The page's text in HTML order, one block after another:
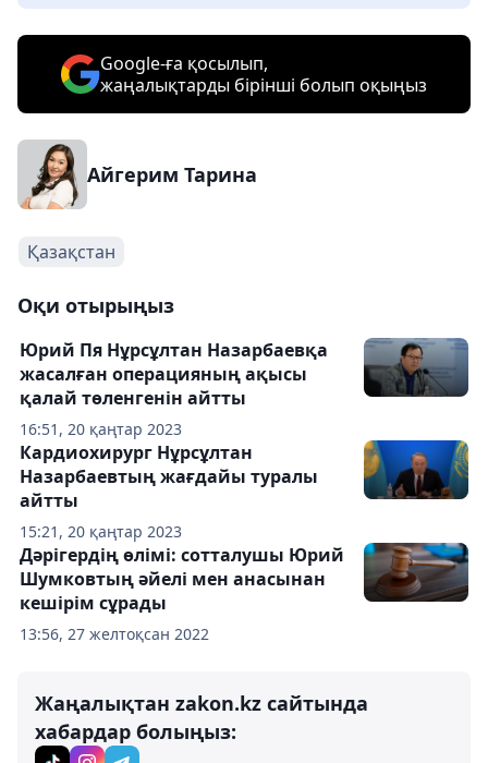
Google-ға қосылып,
жаңалықтарды бірінші болып оқыңыз
Айгерим Тарина
Қазақстан
Оқи отырыңыз
16:51, 20 қаңтар 2023
Юрий Пя Нұрсұлтан Назарбаевқа
жасалған операцияның ақысы
қалай төленгенін айтты
15:21, 20 қаңтар 2023
Кардиохирург Нұрсұлтан
Назарбаевтың жағдайы туралы
айтты
13:56, 27 желтоқсан 2022
Дәрігердің өлімі: сотталушы Юрий
Шумковтың әйелі мен анасынан
кешірім сұрады
Жаңалықтан zakon.kz сайтында
хабардар болыңыз: